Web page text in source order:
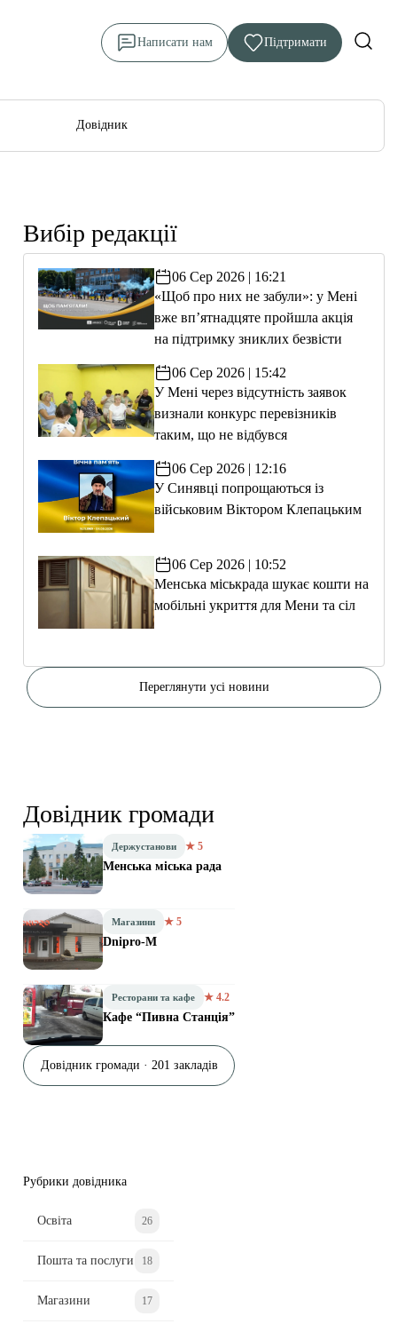
Написати нам Підтримати
Довідник
Вибір редакції
06 Сер 2026 | 16:21
«Щоб про них не забули»: у Мені
вже вп’ятнадцяте пройшла акція
на підтримку зниклих безвісти
06 Сер 2026 | 15:42
У Мені через відсутність заявок
визнали конкурс перевізників
таким, що не відбувся
06 Сер 2026 | 12:16
У Синявці попрощаються із
військовим Віктором Клепацьким
06 Сер 2026 | 10:52
Менська міськрада шукає кошти на
мобільні укриття для Мени та сіл
Переглянути усі новини
Довідник громади
Держустанови ★ 5
Менська міська рада
Магазини ★ 5
Dnipro-M
Ресторани та кафе ★ 4.2
Кафе “Пивна Станція”
Довідник громади · 201 закладів
Рубрики довідника
Освіта 26
Пошта та послуги 18
Магазини 17